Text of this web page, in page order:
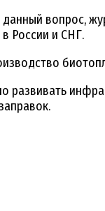
данный вопрос,
России и СНГ.